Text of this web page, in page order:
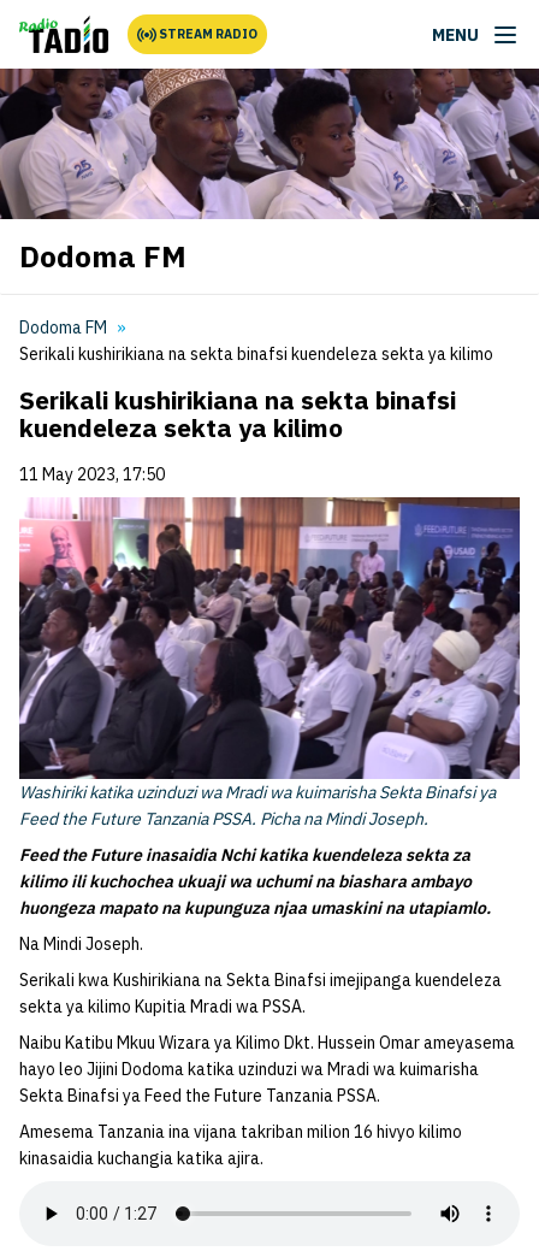
STREAM RADIO MENU
Dodoma FM
Dodoma FM
Serikali kushirikiana na sekta binafsi kuendeleza sekta ya kilimo
Serikali kushirikiana na sekta binafsi
kuendeleza sekta ya kilimo
11 May 2023, 17:50
Washiriki katika uzinduzi wa Mradi wa kuimarisha Sekta Binafsi ya
Feed the Future Tanzania PSSA. Picha na Mindi Joseph.
Feed the Future inasaidia Nchi katika kuendeleza sekta za
kilimo ili kuchochea ukuaji wa uchumi na biashara ambayo
huongeza mapato na kupunguza njaa umaskini na utapiamlo.
Na Mindi Joseph.
Serikali kwa Kushirikiana na Sekta Binafsi imejipanga kuendeleza
sekta ya kilimo Kupitia Mradi wa PSSA.
Naibu Katibu Mkuu Wizara ya Kilimo Dkt. Hussein Omar ameyasema
hayo leo Jijini Dodoma katika uzinduzi wa Mradi wa kuimarisha
Sekta Binafsi ya Feed the Future Tanzania PSSA.
Amesema Tanzania ina vijana takriban milion 16 hivyo kilimo
kinasaidia kuchangia katika ajira.